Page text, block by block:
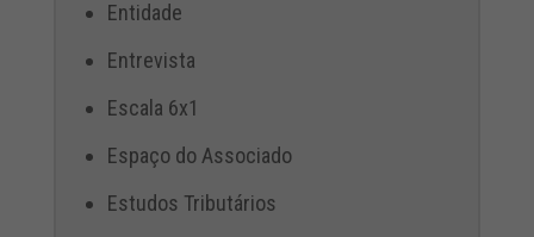
Entidade
Entrevista
Escala 6x1
Espaço do Associado
Estudos Tributários